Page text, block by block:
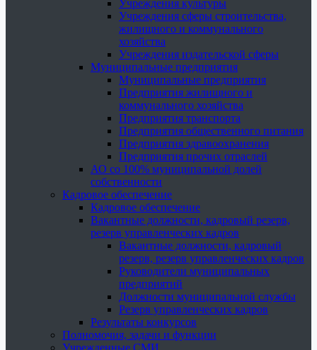
Учреждения культуры
Учреждения сферы строительства,
жилищного и коммунального
хозяйства
Учреждения издательской сферы
Муниципальные предприятия
Муниципальные предприятия
Предприятия жилищного и
коммунального хозяйства
Предприятия транспорта
Предприятия общественного питания
Предприятия здравоохранения
Предприятия прочих отраслей
АО со 100% муниципальной долей
собственности
Кадровое обеспечение
Кадровое обеспечение
Вакантные должности, кадровый резерв,
резерв управленческих кадров
Вакантные должности, кадровый
резерв, резерв управленческих кадров
Руководители муниципальных
предприятий
Должности муниципальной службы
Резерв управленческих кадров
Результаты конкурсов
Полномочия, задачи и функции
Учрежденные СМИ